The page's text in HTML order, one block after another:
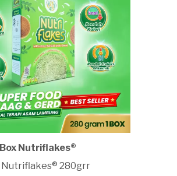
Nutriflakes®
Nutriflakes® 280grr